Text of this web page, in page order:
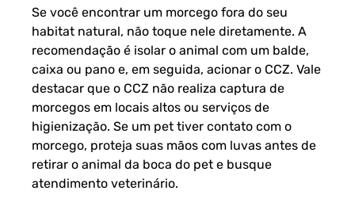
Se você encontrar um morcego fora do seu
habitat natural, não toque nele diretamente. A
recomendação é isolar o animal com um balde,
caixa ou pano e, em seguida, acionar o CCZ. Vale
destacar que o CCZ não realiza captura de
morcegos em locais altos ou serviços de
higienização. Se um pet tiver contato com o
morcego, proteja suas mãos com luvas antes de
retirar o animal da boca do pet e busque
atendimento veterinário.